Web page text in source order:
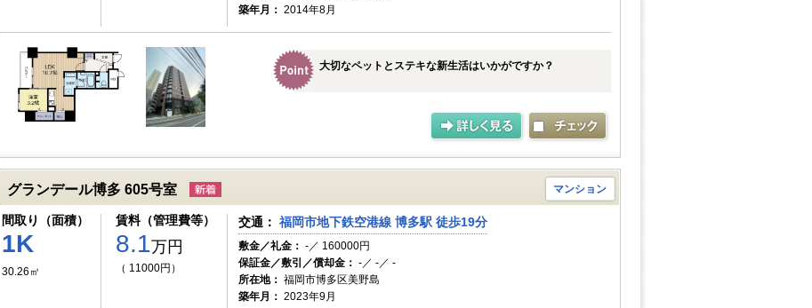
築年月： 2014年8月
大切なペットとステキな新生活はいかがですか？
グランデール博多 605号室 マンション
間取り（面積）
1K
30.26㎡
賃料（管理費等）
8.1万円
（ 11000円）
交通： 福岡市地下鉄空港線 博多駅 徒歩19分
敷金／礼金： -／ 160000円
保証金／敷引／償却金： -／ -／ -
所在地： 福岡市博多区美野島
築年月： 2023年9月